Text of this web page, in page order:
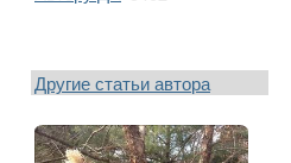
Другие статьи автора